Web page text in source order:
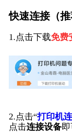
快速连接（推
1.点击下载免费
2.点击“打印机
点击连接设备